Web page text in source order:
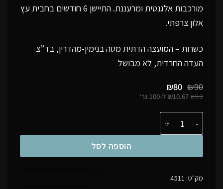
מורכבות אלגנטית ומרעננת. התיישן 6 חודשים בחבית עץ
אלון צרפתי.
כשרות – המועצה הדתית מטה בנימין-מהדרין, בד”צ
העדה החרדית, לא מבושל
₪90 המחיר
המקורי
₪90.
₪80 המחיר
הנוכחי
₪80.
₪12
₪10.67 ל-100 גר'
הוספה לסל
מק"ט: 4511